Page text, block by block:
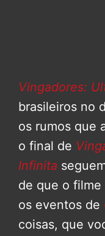
Vingadores:
brasileiros no
os rumos que
o final de
Infinita
de que o filme
os eventos de
coisas, que